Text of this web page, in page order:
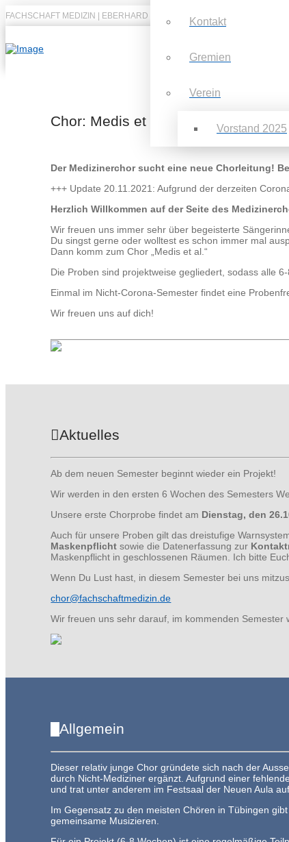
FACHSCHAFT MEDIZIN | EBERHARD KARLS UNIVERSITÄT TÜBINGEN
Kontakt
Gremien
Verein
Vorstand 2025
Chor: Medis et al.
Der Medizinerchor sucht eine neue Chorleitung!
+++ Update 20.11.2021: Aufgrund der derzeiten
Herzlich Willkommen auf der Seite des
Wir freuen uns immer sehr über begeisterte
Du singst gerne oder wolltest es schon immer mal
Dann komm zum Chor „Medis et al.“
Die Proben sind projektweise gegliedert, sodass alle
Einmal im Nicht-Corona-Semester findet eine
Wir freuen uns auf dich!
Aktuelles
Ab dem neuen Semester beginnt wieder ein Projekt!
Wir werden in den ersten 6 Wochen des Semesters
Unsere erste Chorprobe findet am Dienstag, den
Auch für unsere Proben gilt das dreistufige
Maskenpflicht sowie die Datenerfassung zur
Maskenpflicht in geschlossenen Räumen. Ich bitte
Wenn Du Lust hast, in diesem Semester bei uns
chor@fachschaftmedizin.de
Wir freuen uns sehr darauf, im kommenden
Allgemein
Dieser relativ junge Chor gründete sich nach der
durch Nicht-Mediziner ergänzt. Aufgrund einer
und trat unter anderem im Festsaal der Neuen Aula auf.
Im Gegensatz zu den meisten Chören in Tübingen
gemeinsame Musizieren.